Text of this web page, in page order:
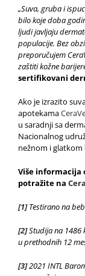
„Suva, gruba i
bilo koje doba
ljudi javljaju
populacije. Bez
preporučujem
zaštiti kožne
sertifikovani
Ako je izrazito
apotekama
u saradnji sa
Nacionalnog
nežnom i glatkom
Više informacija
potražite na
[1] Testirano na
[2]Studija na 1486
u prethodnih 12
[3]2021 INTL